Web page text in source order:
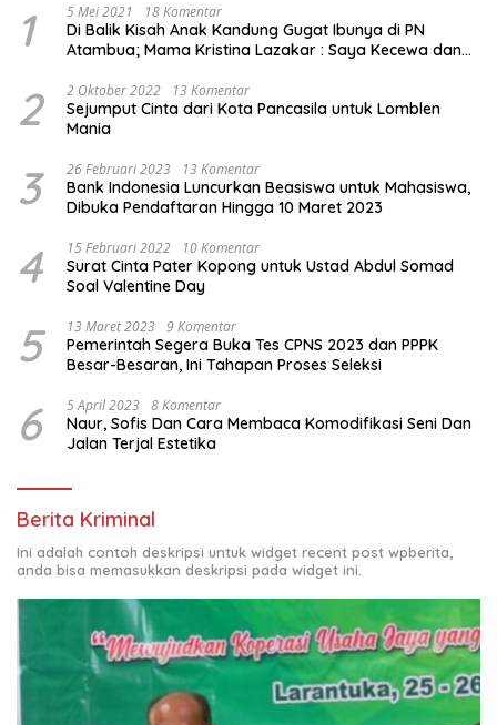
1 5 Mei 2021 18 Komentar
Di Balik Kisah Anak Kandung Gugat Ibunya di PN
Atambua; Mama Kristina Lazakar : Saya Kecewa dan
2 2 Oktober 2022 13 Komentar
Sejumput Cinta dari Kota Pancasila untuk Lomblen
Mania
3 26 Februari 2023 13 Komentar
Bank Indonesia Luncurkan Beasiswa untuk Mahasiswa,
Dibuka Pendaftaran Hingga 10 Maret 2023
4 15 Februari 2022 10 Komentar
Surat Cinta Pater Kopong untuk Ustad Abdul Somad
Soal Valentine Day
5 13 Maret 2023 9 Komentar
Pemerintah Segera Buka Tes CPNS 2023 dan PPPK
Besar-Besaran, Ini Tahapan Proses Seleksi
6 5 April 2023 8 Komentar
Naur, Sofis Dan Cara Membaca Komodifikasi Seni Dan
Jalan Terjal Estetika
Berita Kriminal
Ini adalah contoh deskripsi untuk widget recent post wpberita,
anda bisa memasukkan deskripsi pada widget ini.